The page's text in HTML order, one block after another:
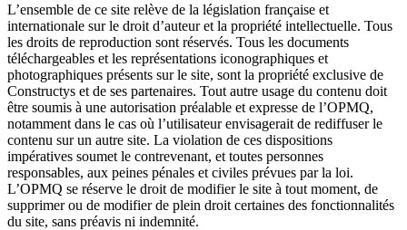
L’ensemble de ce site relève de la législation française et
internationale sur le droit d’auteur et la propriété intellectuelle. Tous
les droits de reproduction sont réservés. Tous les documents
téléchargeables et les représentations iconographiques et
photographiques présents sur le site, sont la propriété exclusive de
Constructys et de ses partenaires. Tout autre usage du contenu doit
être soumis à une autorisation préalable et expresse de l’OPMQ,
notamment dans le cas où l’utilisateur envisagerait de rediffuser le
contenu sur un autre site. La violation de ces dispositions
impératives soumet le contrevenant, et toutes personnes
responsables, aux peines pénales et civiles prévues par la loi.
L’OPMQ se réserve le droit de modifier le site à tout moment, de
supprimer ou de modifier de plein droit certaines des fonctionnalités
du site, sans préavis ni indemnité.